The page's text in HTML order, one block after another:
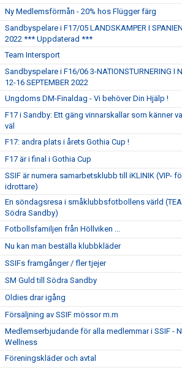
Ny Medlemsförmån - 20% hos Flügger färg
Sandbyspelare i F17/05 LANDSKAMPER I
2022 *** Uppdaterad ***
Team Intersport
Sandbyspelare i F16/06 3-NATIONSTURNERING I
12-16 SEPTEMBER 2022
Ungdoms DM-Finaldag - Vi behöver Din Hjälp !
F17 i Sandby: Ett gäng vinnarskallar som känner
väl
F17: andra plats i årets Gothia Cup !
F17 är i final i Gothia Cup
SSIF är numera samarbetsklubb till iKLINIK (VIP-
idrottare)
En söndagsresa i småklubbsfotbollens värld
Södra Sandby)
Fotbollsfamiljen från Höllviken ...
Nu kan man beställa klubbkläder
SSIFs framgånger / fler tjejer
SM Guld till Södra Sandby
Oldies drar igång
Försäljning av SSIF mössor m.m
Medlemserbjudande för alla medlemmar i SSIF -
Wellness
Föreningskläder och avtal